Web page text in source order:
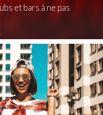
et bars à ne pas